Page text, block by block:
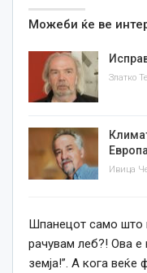
Можеби ќе ве
Ивица
Шпа­не­цот са­мо што
ра­чу­ва­м леб?! Ова е
зем­ја!”. А ко­га